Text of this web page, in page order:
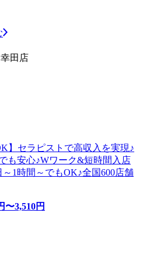
田店
】セラピストで高収入を実現♪
も安心♪Wワーク&短時間入店
1時間～でもOK♪全国600店舗
〜3,510円